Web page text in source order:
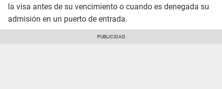
la visa antes de su vencimiento o cuando es denegada su
admisión en un puerto de entrada.